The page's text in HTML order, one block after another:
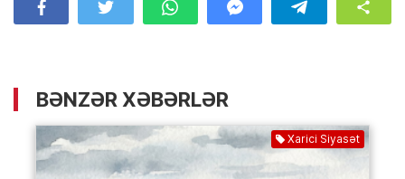
BƏNZƏR XƏBƏRLƏR
Xarici Siyasət